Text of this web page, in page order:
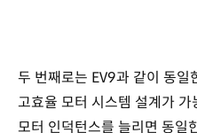
두 번째로는 EV9과 같이 동일
고효율 모터 시스템 설계가
모터 인덕턴스를 늘리면 동일